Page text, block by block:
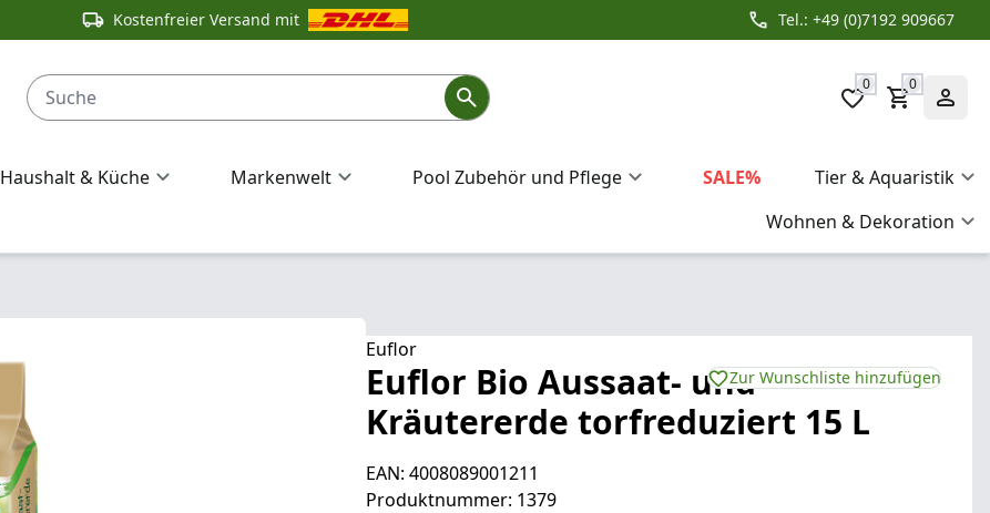
Kostenfreier Versand mit Tel.: +49 (0)7192 909667
0 0
Haushalt & Küche Markenwelt Pool Zubehör und Pflege SALE%
Tier & Aquaristik
Wohnen & Dekoration
Euflor
Euflor Bio Aussaat- und
Kräutererde torfreduziert 15 L
EAN: 4008089001211
Produktnummer: 1379
Zur Wunschliste hinzufügen